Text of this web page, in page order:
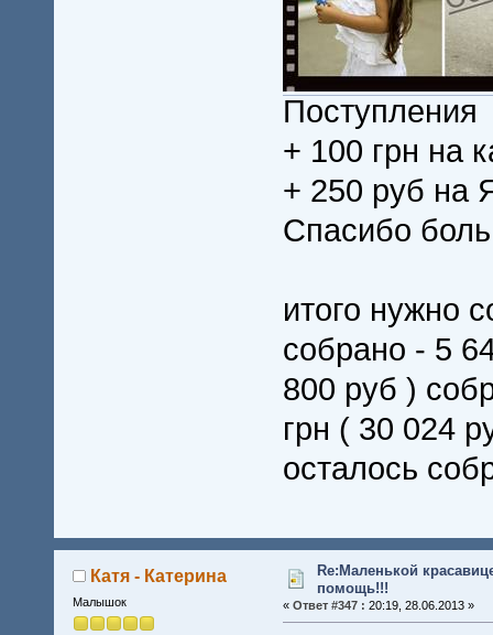
Поступления
+ 100 грн на
+ 250 руб на
Спасибо
итого нужно
собрано - 5
800 руб )
грн ( 30 024
осталось
Катя - Катерина
Малышок
Re:Маленькой
помощь!!!
« Ответ #347 : 20:19, 28.06.2013 »